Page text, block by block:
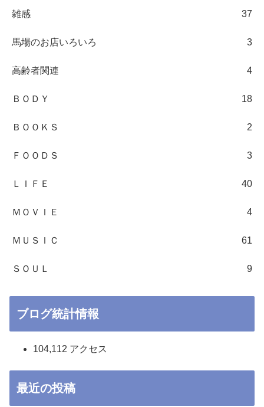
雑感 37
馬場のお店いろいろ 3
高齢者関連 4
ＢＯＤＹ 18
ＢＯＯＫＳ 2
ＦＯＯＤＳ 3
ＬＩＦＥ 40
ＭＯＶＩＥ 4
ＭＵＳＩＣ 61
ＳＯＵＬ 9
ブログ統計情報
104,112 アクセス
最近の投稿